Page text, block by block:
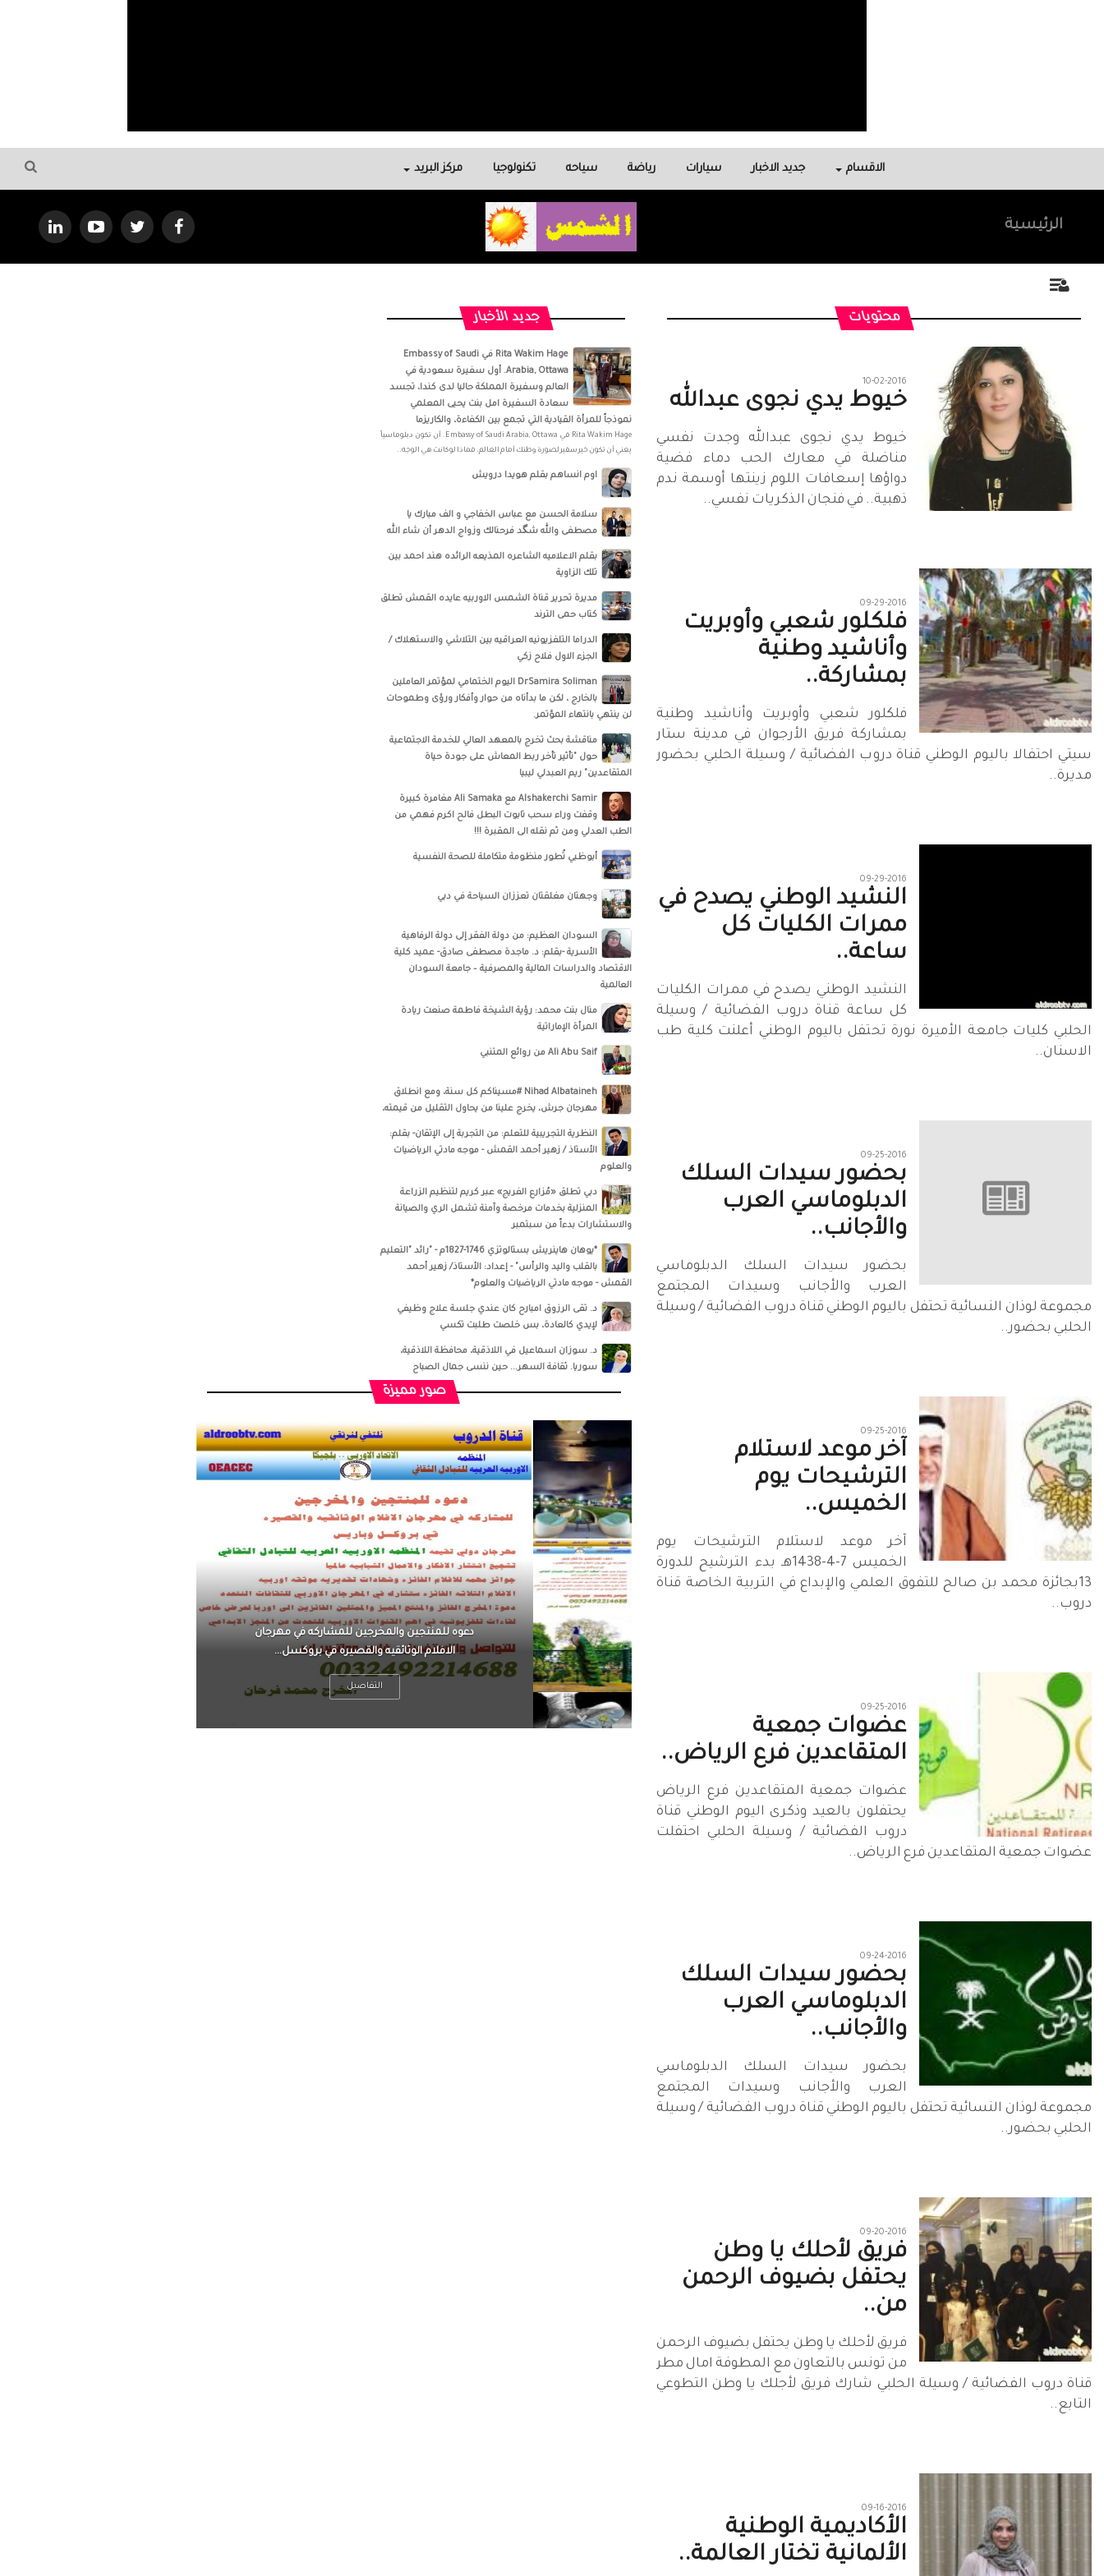
الاقسام جديد الاخبار سيارات رياضة سياحه تكنولوجيا مركز البريد
الرئيسية
محتويات
10-02-2016
خيوط يدي نجوى عبدالله
خيوط يدي نجوى عبدالله وجدت نفسي
مناضلة في معارك الحب دماء فضية
دواؤها إسعافات اللوم زينتها أوسمة ندم
ذهبية.. في فنجان الذكريات نفسي..
09-29-2016
فلكلور شعبي وأوبريت
وأناشيد وطنية
بمشاركة..
فلكلور شعبي وأوبريت وأناشيد وطنية
بمشاركة فريق الأرجوان في مدينة ستار
سيتي احتفالا باليوم الوطني قناة دروب الفضائية / وسيلة الحلبي بحضور
مديرة..
09-29-2016
النشيد الوطني يصدح في
ممرات الكليات كل
ساعة..
النشيد الوطني يصدح في ممرات الكليات
كل ساعة قناة دروب الفضائية / وسيلة
الحلبي كليات جامعة الأميرة نورة تحتفل باليوم الوطني أعلنت كلية طب
الاسنان..
09-25-2016
بحضور سيدات السلك
الدبلوماسي العرب
والأجانب..
بحضور سيدات السلك الدبلوماسي
العرب والأجانب وسيدات المجتمع
مجموعة لوذان النسائية تحتفل باليوم الوطني قناة دروب الفضائية / وسيلة
الحلبي بحضور..
09-25-2016
آخر موعد لاستلام
الترشيحات يوم
الخميس..
آخر موعد لاستلام الترشيحات يوم
الخميس 7-4-1438هـ بدء الترشيح للدورة
13بجائزة محمد بن صالح للتفوق العلمي والإبداع في التربية الخاصة قناة
دروب..
09-25-2016
عضوات جمعية
المتقاعدين فرع الرياض..
عضوات جمعية المتقاعدين فرع الرياض
يحتفلون بالعيد وذكرى اليوم الوطني قناة
دروب الفضائية / وسيلة الحلبي احتفلت
عضوات جمعية المتقاعدين فرع الرياض..
09-24-2016
بحضور سيدات السلك
الدبلوماسي العرب
والأجانب..
بحضور سيدات السلك الدبلوماسي
العرب والأجانب وسيدات المجتمع
مجموعة لوذان النسائية تحتفل باليوم الوطني قناة دروب الفضائية / وسيلة
الحلبي بحضور..
09-20-2016
فريق لأحلك يا وطن
يحتفل بضيوف الرحمن
من..
فريق لأحلك يا وطن يحتفل بضيوف الرحمن
من تونس بالتعاون مع المطوفة امال مطر
قناة دروب الفضائية / وسيلة الحلبي شارك فريق لأجلك يا وطن التطوعي
التابع..
09-16-2016
الأكاديمية الوطنية
الألمانية تختار العالمة..
جديد الأخبار
‏‎Rita Wakim Hage‎‏ في ‏‎Embassy of Saudi
Arabia, Ottawa‎‏. أول سفيرة سعودية في
العالم وسفيرة المملكة حاليا لدى كندا، تجسد
سعادة السفيرة امل بنت يحيى المعلمي
نموذجاً للمرأة القيادية التي تجمع بين الكفاءة، والكاريزما
‏‎Rita Wakim Hage‎‏ في ‏‎Embassy of Saudi Arabia, Ottawa‎‏. أن تكون دبلوماسياً
يعني أن تكون خير سفير لصورة وطنك أمام العالم. فماذا لو كانت هي الوجه..
اوم انساهم بقلم هويدا درويش
سلامة الحسن‏ مع ‏عباس الخفاجي‏ و‏ الف مبارك يا
مصطفى والله شگد فرحنالك وزواج الدهر أن شاء الله
بقلم الاعلاميه الشاعره المذيعه الرائده هند احمد بين
تلك الزاوية
مديرة تحرير قناة الشمس الاوربيه عايده القمش تطلق
كتاب حمى الترند
الدراما التلفزيونيه العراقيه بين التلاشي والاستهلاك /
الجزء الاول فلاح زكي
DrSamira Soliman اليوم الختمامي لمؤتمر العاملين
بالخارج ، لكن ما بدأناه من حوار وأفكار ورؤى وطموحات
لن ينتهي بانتهاء المؤتمر.
مناقشة بحث تخرج بالمعهد العالي للخدمة الاجتماعية
حول "تأثير تأخر ربط المعاش على جودة حياة
المتقاعدين" ريم العبدلي ليبيا
‏‎Alshakerchi Samir‎‏ مع ‏‎Ali Samaka‎‏ مغامرة كبيرة
وقفت وراء سحب تابوت البطل فالح اكرم فهمي من
الطب العدلي ومن ثم نقله الى المقبرة !!!
أبوظبي تُطور منظومة متكاملة للصحة النفسية
وجهتان مغلقتان تعززان السياحة في دبي
السودان العظيم: من دولة الفقر إلى دولة الرفاهية
الأسرية -بقلم: د. ماجدة مصطفى صادق- عميد كلية
الاقتصاد والدراسات المالية والمصرفية – جامعة السودان
العالمية
منال بنت محمد: رؤية الشيخة فاطمة صنعت ريادة
المرأة الإماراتية
Ali Abu Saif من روائع المتنبي
Nihad Albataineh #مسيناكم كل سنة، ومع انطلاق
مهرجان جرش، يخرج علينا من يحاول التقليل من قيمته،
النظرية التجريبية للتعلم: من التجربة إلى الإتقان- بقلم:
الأستاذ / زهير أحمد القمش - موجه مادتي الرياضيات
والعلوم
دبي تطلق «مُزارع الفريج» عبر كريم لتنظيم الزراعة
المنزلية بخدمات مرخصة وآمنة تشمل الري والصيانة
والاستشارات بدءاً من سبتمبر
*يوهان هاينريش بستالوتزي 1746-1827م - "رائد "التعليم
بالقلب واليد والرأس" - إعداد: الأستاذ/ زهير أحمد
القمش - موجه مادتي الرياضيات والعلوم*
د. تقى الرزوق امبارح كان عندي جلسة علاج وظيفي
لإيدي كالعادة، بس خلصت طلبت تكسي
د. سوزان اسماعيل‏ في ‏‏اللاذقية‏، ‏محافظة اللاذقية‏،
‏سوريا‏‏. ثقافة السهر... حين ننسى جمال الصباح
صور مميزة
الرجل العظيم يكون مطمئناً ، يتحرر من القلق ،
بينما الرجل ضيق الأفق فعادة ما يكون متوتراً
التفاصيل